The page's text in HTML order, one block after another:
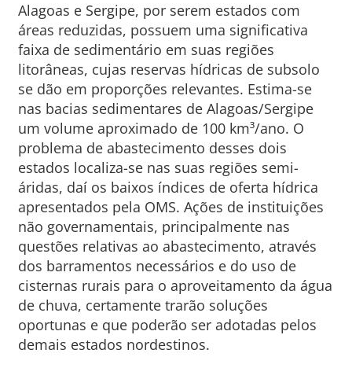
Alagoas e Sergipe, por serem estados com
áreas reduzidas, possuem uma significativa
faixa de sedimentário em suas regiões
litorâneas, cujas reservas hídricas de subsolo
se dão em proporções relevantes. Estima-se
nas bacias sedimentares de Alagoas/Sergipe
um volume aproximado de 100 km³/ano. O
problema de abastecimento desses dois
estados localiza-se nas suas regiões semi-
áridas, daí os baixos índices de oferta hídrica
apresentados pela OMS. Ações de instituições
não governamentais, principalmente nas
questões relativas ao abastecimento, através
dos barramentos necessários e do uso de
cisternas rurais para o aproveitamento da água
de chuva, certamente trarão soluções
oportunas e que poderão ser adotadas pelos
demais estados nordestinos.